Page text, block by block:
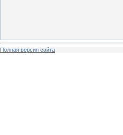
Полная версия сайта